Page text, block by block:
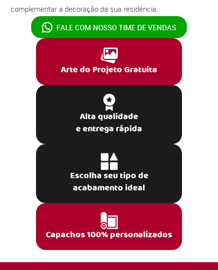
complementar a decoração da sua residência.
FALE COM NOSSO TIME DE VENDAS
Arte do Projeto Gratuita
Alta qualidade
e entrega rápida
Escolha seu tipo de
acabamento ideal
Capachos 100% personalizados